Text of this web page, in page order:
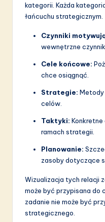
kategorii. Każda
łańcuchu strategicznym.
Czynniki
wewnętrzne
Cele końcowe:
chce osiągnąć.
Strategie: Metody
celów.
Taktyki: Konkretne
ramach strategii.
Planowanie:
zasoby dotyczące
Wizualizacja tych relacji
może być przypisana do
zadanie nie może być
strategicznego.